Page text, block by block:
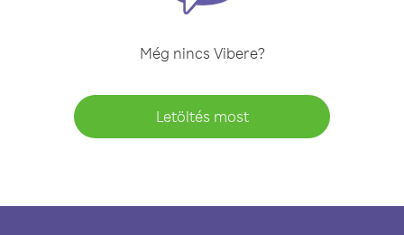
Még nincs Vibere?
Letöltés most